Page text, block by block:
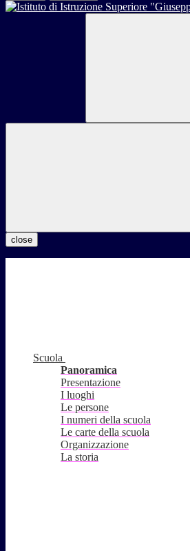
close
Scuola
Panoramica
Presentazione
I luoghi
Le persone
I numeri della scuola
Le carte della scuola
Organizzazione
La storia